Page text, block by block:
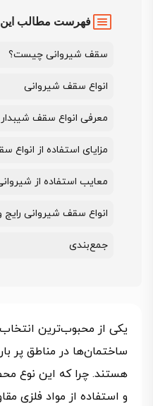
فهرست مطالب این
سقف شیروانی چیست؟
انواع سقف شیروانی
معرفی انواع سقف
مزایای استفاده از
معایب استفاده از
انواع سقف شیروانی رایج
جمع‌بندی
یکی از محبوب‌ترین
ساختمان‌ها در مناطق پر
هستند. چرا که این نوع
و استفاده از مواد فلزی